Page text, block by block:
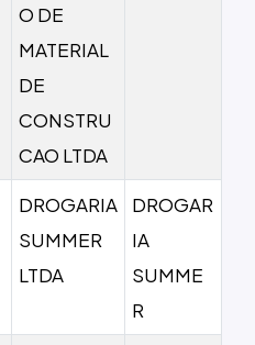
O DE
MATERIAL
DE
CONSTRU
CAO LTDA
DROGARIA
SUMMER
LTDA
DROGAR
IA
SUMME
R